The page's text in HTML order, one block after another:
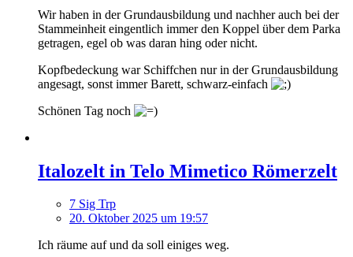
Wir haben in der Grundausbildung und nachher auch bei der
Stammeinheit eingentlich immer den Koppel über dem Parka
getragen, egel ob was daran hing oder nicht.
Kopfbedeckung war Schiffchen nur in der Grundausbildung
angesagt, sonst immer Barett, schwarz-einfach
Schönen Tag noch
Italozelt in Telo Mimetico Römerzelt
7 Sig Trp
20. Oktober 2025 um 19:57
Ich räume auf und da soll einiges weg.